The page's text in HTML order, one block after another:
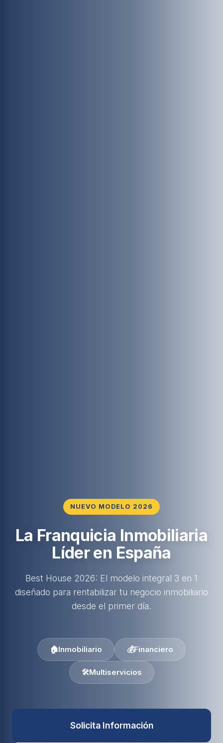
NUEVO MODELO 2026
La Franquicia Inmobiliaria
Líder en España
Best House 2026: El modelo integral 3 en 1
diseñado para rentabilizar tu negocio inmobiliario
desde el primer día.
🏠Inmobiliario 💰Financiero
🛠️Multiservicios
Solicita Información